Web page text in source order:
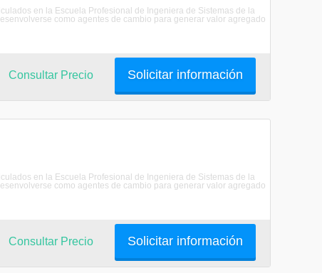
en la Escuela Profesional de Ingeniera de Sistemas de la
como agentes de cambio para generar valor agregado
Solicitar información
Consultar Precio
en la Escuela Profesional de Ingeniera de Sistemas de la
como agentes de cambio para generar valor agregado
Solicitar información
Consultar Precio